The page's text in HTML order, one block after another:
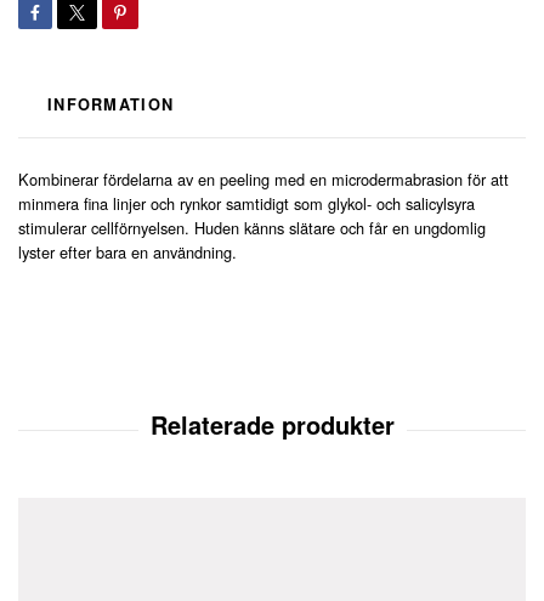
INFORMATION
Kombinerar fördelarna av en peeling med en microdermabrasion för att
minmera fina linjer och rynkor samtidigt som glykol- och salicylsyra
stimulerar cellförnyelsen. Huden känns slätare och får en ungdomlig
lyster efter bara en användning.